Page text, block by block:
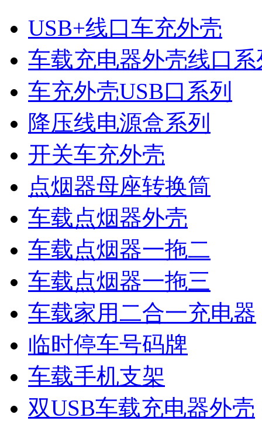
USB+线口车充外壳
车载充电器外壳线口系
车充外壳USB口系列
降压线电源盒系列
开关车充外壳
点烟器母座转换筒
车载点烟器外壳
车载点烟器一拖二
车载点烟器一拖三
车载家用二合一充电器
临时停车号码牌
车载手机支架
双USB车载充电器外壳